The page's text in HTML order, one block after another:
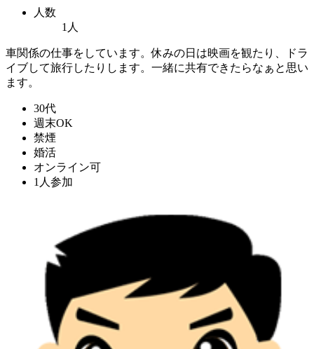
人数
1人
車関係の仕事をしています。休みの日は映画を観たり、ドラ
イブして旅行したりします。一緒に共有できたらなぁと思い
ます。
30代
週末OK
禁煙
婚活
オンライン可
1人参加